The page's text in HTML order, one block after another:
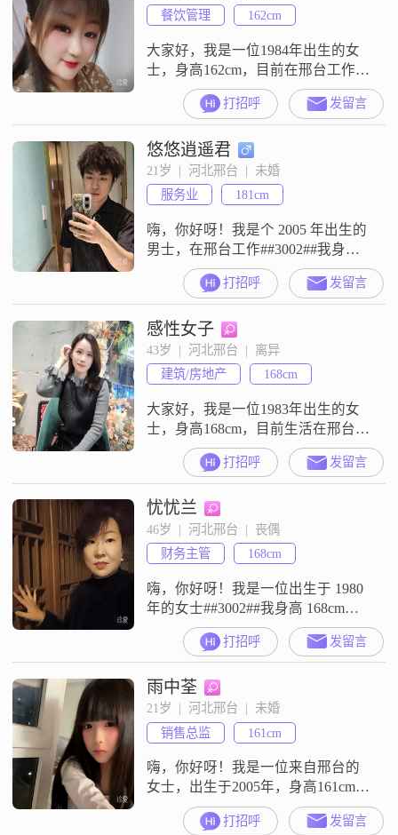
餐饮管理
162cm
大家好，我是一位1984年出生的女
士，身高162cm，目前在邢台工作
##3002##我的月收入在3001到5000
元之间，学历是高中及以下
##3002##我性格温柔体贴，善解人
意，喜欢独立自信地生活##3002##
我认为平衡工作与生活非常重要，
追求简单而幸福的日常生活
##3002##平时我喜欢烹饪美食，尤
其是家常菜，觉
打招呼 发留言
悠悠逍遥君
21岁  |  河北邢台  |  未婚
服务业
181cm
嗨，你好呀！我是个 2005 年出生的
男士，在邢台工作##3002##我身高
181cm，学历是大专##3002##我的性
格比较稳重可靠，不是那种毛毛躁
躁的人##3002##平时我挺外向健谈
的，遇到陌生人也不会害羞或者冷
场，能很快和大家打成一片
##3002##而且我很随和易相处，不
太计较一些小事，不会因为一点分
歧就跟人
打招呼 发留言
感性女子
43岁  |  河北邢台  |  离异
建筑/房地产
168cm
大家好，我是一位1983年出生的女
士，身高168cm，目前生活在邢台
##3002##我拥有大专学历，在一家
不错的公司工作，月收入在3001到
5000元之间##3002##我对生活的态
度是热爱和享受，我觉得生活本身
就是一种美好，每一天都值得我们
去珍惜和发现##3002##我非常重视
家庭，家庭对我来说始终是第一位
的##30
打招呼 发留言
忧忧兰
46岁  |  河北邢台  |  丧偶
财务主管
168cm
嗨，你好呀！我是一位出生于 1980
年的女士##3002##我身高 168cm，
在邢台工作，学历是大学本科
##3002##我的月收入在 5001 - 8000
元之间##3002##我性格开朗爱笑，
总是能给周围的人带来快乐
##3002##同时我也比较细腻敏感，
能注意到一些别人容易忽略的小细
节##3002##我对待生活
打招呼 发留言
雨中荃
21岁  |  河北邢台  |  未婚
销售总监
161cm
嗨，你好呀！我是一位来自邢台的
女士，出生于2005年，身高161cm，
目前是一名大专在读的学生
##3002##我的性格温柔体贴，善解
打招呼 发留言